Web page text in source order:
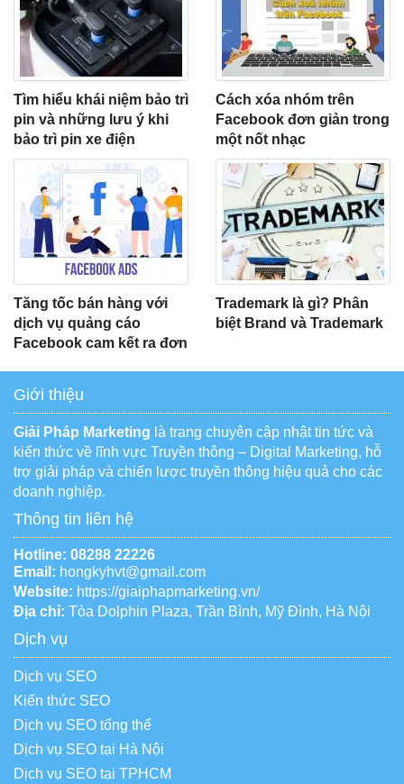
Tìm hiểu khái niệm bảo trì
pin và những lưu ý khi
bảo trì pin xe điện
Cách xóa nhóm trên
Facebook đơn giản trong
một nốt nhạc
Tăng tốc bán hàng với
dịch vụ quảng cáo
Facebook cam kết ra đơn
Trademark là gì? Phân
biệt Brand và Trademark
Giới thiệu
Giải Pháp Marketing là trang chuyên cập nhật tin tức và
kiến thức về lĩnh vực Truyền thông – Digital Marketing, hỗ
trợ giải pháp và chiến lược truyền thông hiệu quả cho các
doanh nghiệp.
Thông tin liên hệ
Hotline: 08288 22226
Email: hongkyhvt@gmail.com
Website: https://giaiphapmarketing.vn/
Địa chỉ: Tòa Dolphin Plaza, Trần Bình, Mỹ Đình, Hà Nội
Dịch vụ
Dịch vụ SEO
Kiến thức SEO
Dịch vụ SEO tổng thể
Dịch vụ SEO tại Hà Nội
Dịch vụ SEO tại TPHCM